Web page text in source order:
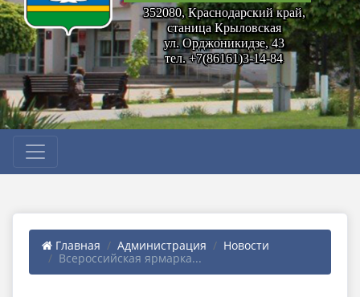
352080, Краснодарский край,
станица Крыловская
ул. Орджоникидзе, 43
тел. +7(86161)3-14-84
Главная Администрация
Новости
Всероссийская ярмарка...